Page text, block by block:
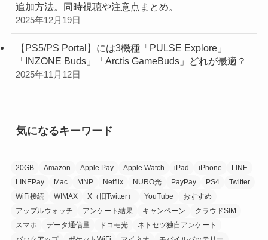
追加方法。同時視聴や注意点まとめ。
2025年12月19日
【PS5/PS Portal】には3機種「PULSE Explore」
「INZONE Buds」「Arctis GameBuds」どれが最適？
2025年11月12日
気になるキーワード
20GB Amazon Apple Pay Apple Watch iPad iPhone
LINE
LINEPay
Mac MNP Netflix NURO光 PayPay PS4
Twitter
WiFi接続
WIMAX X（旧Twitter） YouTube
おすすめ
アップルウォッチ
アンケート結果 キャンペーン
クラウドSIM
スマホ
データ通信量 ドコモ光
ネトセツ独自アンケート